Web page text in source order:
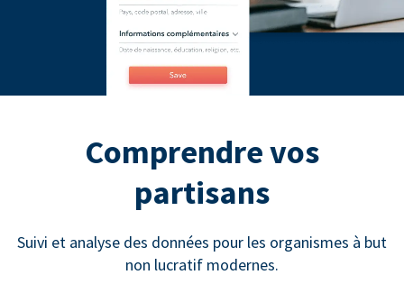
Comprendre vos
partisans
Suivi et analyse des données pour les organismes à but
non lucratif modernes.